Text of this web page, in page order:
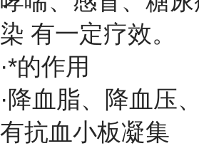
染 有一定疗效。
·*的作用
·降血脂、降血压
有抗血小板凝集